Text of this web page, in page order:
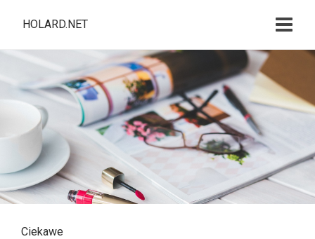
HOLARD.NET
Ciekawe